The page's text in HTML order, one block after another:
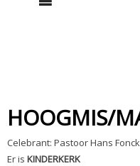
HOOGMIS/
Celebrant: Pastoor Hans Fonck
Er is KINDERKERK